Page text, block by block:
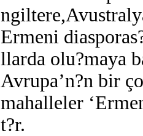
Ermeni
llarda olu?maya
Avrupa’n?n bir
mahalleler
t?r.